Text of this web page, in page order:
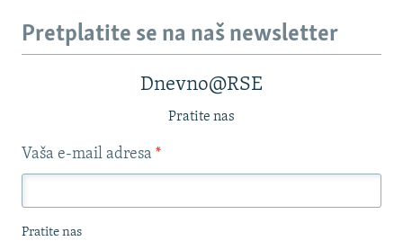
Pretplatite se na naš newsletter
Dnevno@RSE
Pratite nas
Vaša e-mail adresa *
Pratite nas